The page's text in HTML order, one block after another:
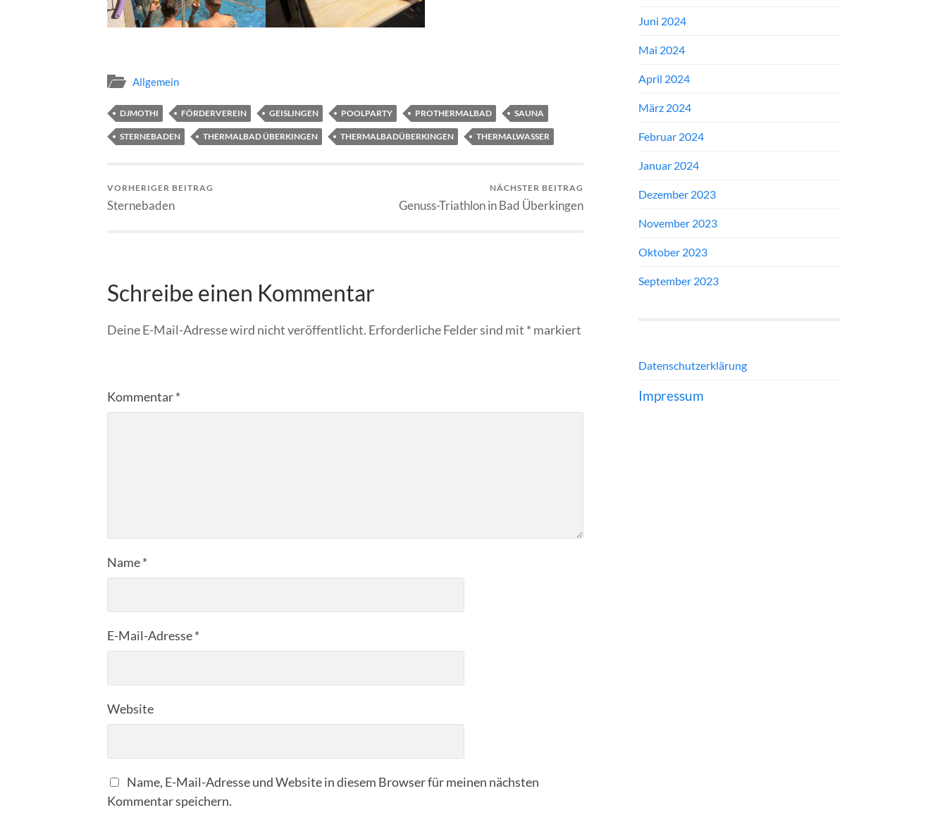
Allgemein
DJMOTHI FÖRDERVEREIN GEISLINGEN POOLPARTY PROTHERMALBAD SAUNA
STERNEBADEN THERMALBAD ÜBERKINGEN THERMALBADÜBERKINGEN THERMALWASSER
VORHERIGER BEITRAG
Sternebaden
NÄCHSTER BEITRAG
Genuss-Triathlon in Bad Überkingen
Schreibe einen Kommentar
Deine E-Mail-Adresse wird nicht veröffentlicht. Erforderliche Felder sind mit * markiert
Kommentar*
Name*
E-Mail-Adresse*
Website
Name, E-Mail-Adresse und Website in diesem Browser für meinen nächsten
Kommentar speichern.
Juni 2024
Mai 2024
April 2024
März 2024
Februar 2024
Januar 2024
Dezember 2023
November 2023
Oktober 2023
September 2023
Datenschutzerklärung
Impressum